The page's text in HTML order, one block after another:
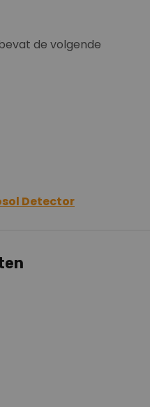
de volgende
Detector